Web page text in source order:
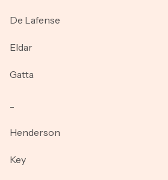
De Lafense
Eldar
Gatta
Henderson
Key